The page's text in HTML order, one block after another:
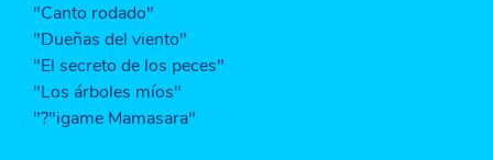
"Canto rodado"
"Dueñas del viento"
"El secreto de los peces"
"Los árboles míos"
"?"igame Mamasara"